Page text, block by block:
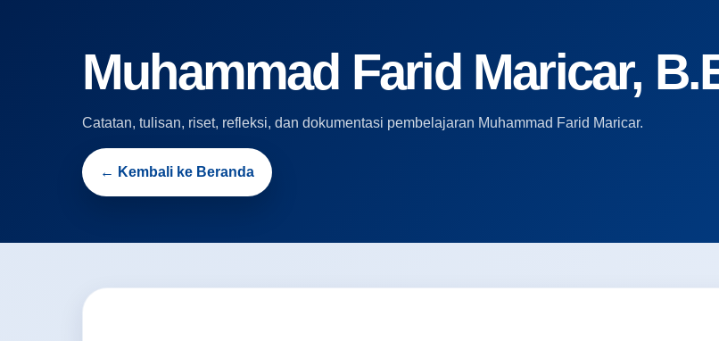
Muhammad Farid Maricar,
Catatan, tulisan, riset, refleksi, dan dokumentasi pembelajaran Muhammad Farid Maricar.
← Kembali ke Beranda